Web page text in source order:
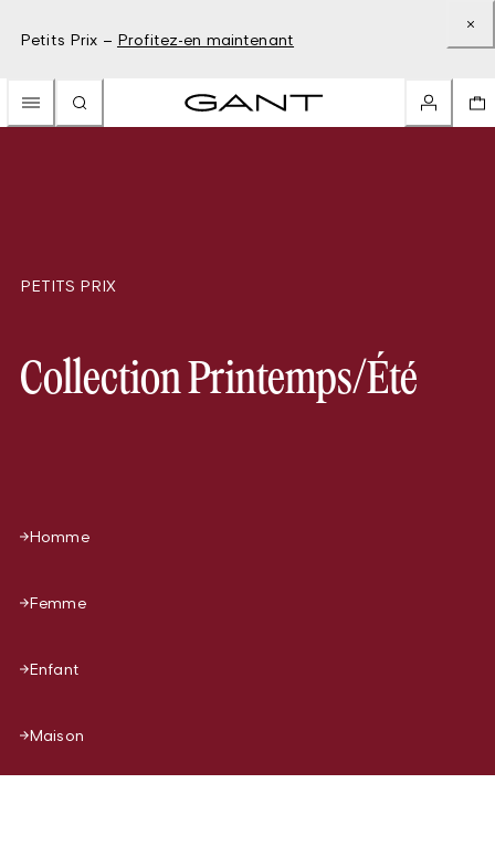
Petits Prix – Profitez-en maintenant
PETITS PRIX
Collection Printemps/Été
Homme
Femme
Enfant
Maison